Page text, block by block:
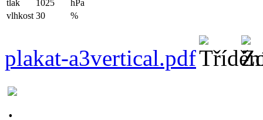
tlak
1025
hPa
vlhkost 30 %
plakat-a3vertical.pdf